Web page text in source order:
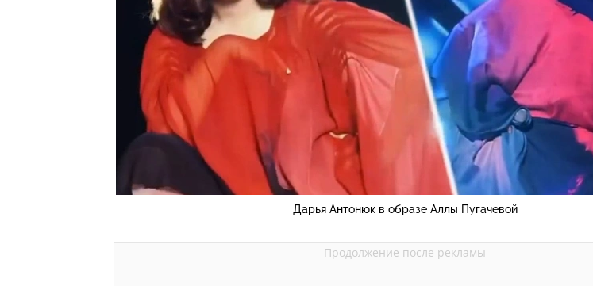
Дарья Антонюк в образе Аллы Пугачевой